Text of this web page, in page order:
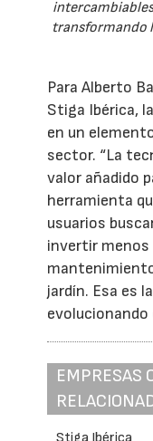
transformando
Para Alberto
Stiga Ibérica,
en un
sector. “La
valor añadido
herramienta
usuarios
invertir menos
jardín. Esa es
evolucionando
EMPRESAS